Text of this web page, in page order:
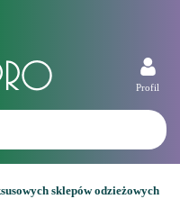
Profil
sklepów odzieżowych